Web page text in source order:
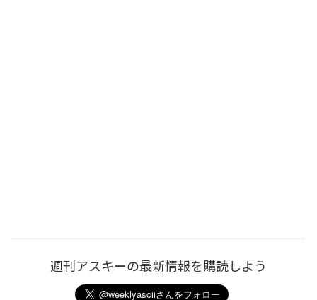
週刊アスキーの最新情報を購読しよう